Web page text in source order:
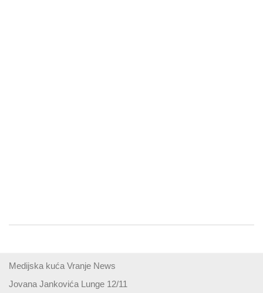
Medijska kuća Vranje News
Jovana Jankovića Lunge 12/11